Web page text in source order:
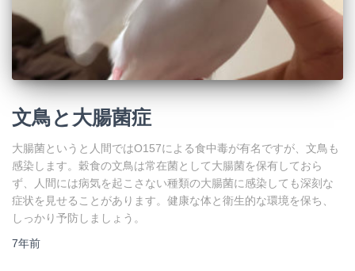
文鳥と大腸菌症
大腸菌というと人間ではO157による食中毒が有名ですが、文鳥も
感染します。穀食の文鳥は常在菌として大腸菌を保有しておら
ず、人間には病気を起こさない種類の大腸菌に感染しても深刻な
症状を見せることがあります。健康な体と衛生的な環境を保ち、
しっかり予防しましょう。
7年前